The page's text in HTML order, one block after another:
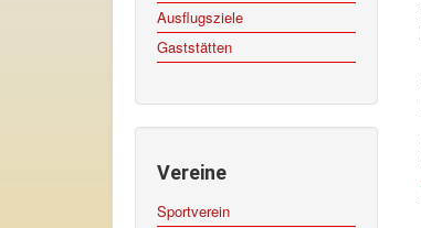
Ausflugsziele
Gaststätten
Vereine
Sportverein